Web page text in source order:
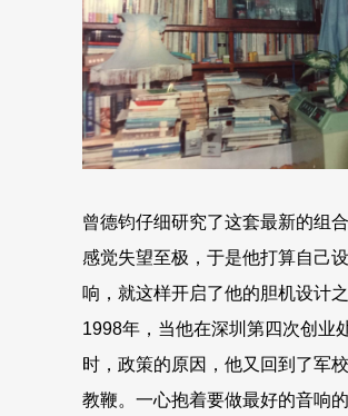
曾德钧仔细研究了这套最新的组合
感觉失望至极，于是他打算自己
响，就这样开启了他的胆机设计之
1998年，当他在深圳第四次创业
时，政策的原因，他又回到了军
教鞭。一心抱着要做最好的音响